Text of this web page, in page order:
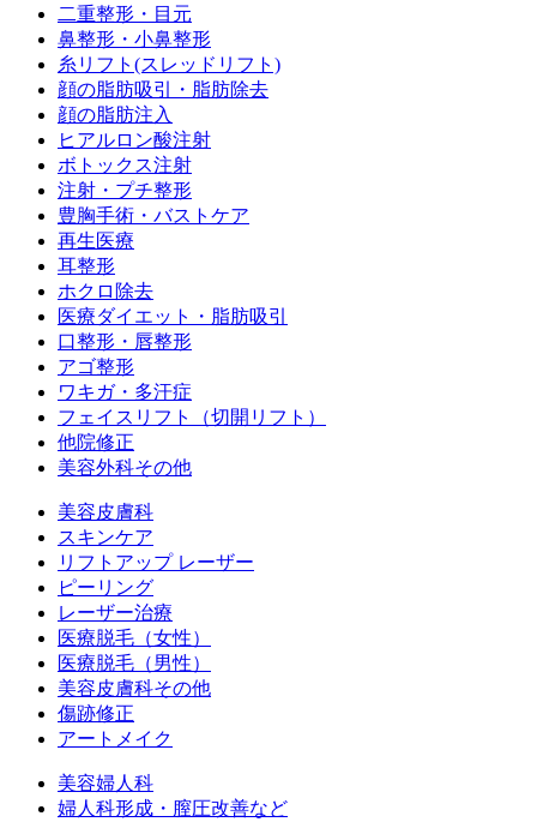
二重整形・目元
鼻整形・小鼻整形
糸リフト(スレッドリフト)
顔の脂肪吸引・脂肪除去
顔の脂肪注入
ヒアルロン酸注射
ボトックス注射
注射・プチ整形
豊胸手術・バストケア
再生医療
耳整形
ホクロ除去
医療ダイエット・脂肪吸引
口整形・唇整形
アゴ整形
ワキガ・多汗症
フェイスリフト（切開リフト）
他院修正
美容外科その他
美容皮膚科
スキンケア
リフトアップ レーザー
ピーリング
レーザー治療
医療脱毛（女性）
医療脱毛（男性）
美容皮膚科その他
傷跡修正
アートメイク
美容婦人科
婦人科形成・膣圧改善など